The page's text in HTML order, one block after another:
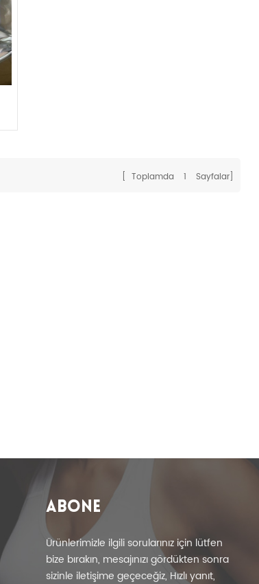
[ Toplamda 1 Sayfalar]
ABONE
Ürünlerimizle ilgili sorularınız için lütfen
bize bırakın, mesajınızı gördükten sonra
sizinle iletişime geçeceğiz, Hızlı yanıt,